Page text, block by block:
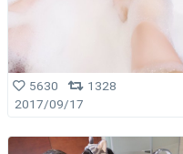
5630
1328
2017/09/17